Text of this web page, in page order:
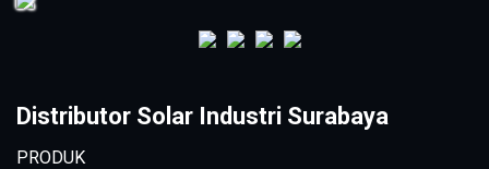
Distributor Solar Industri Surabaya
PRODUK